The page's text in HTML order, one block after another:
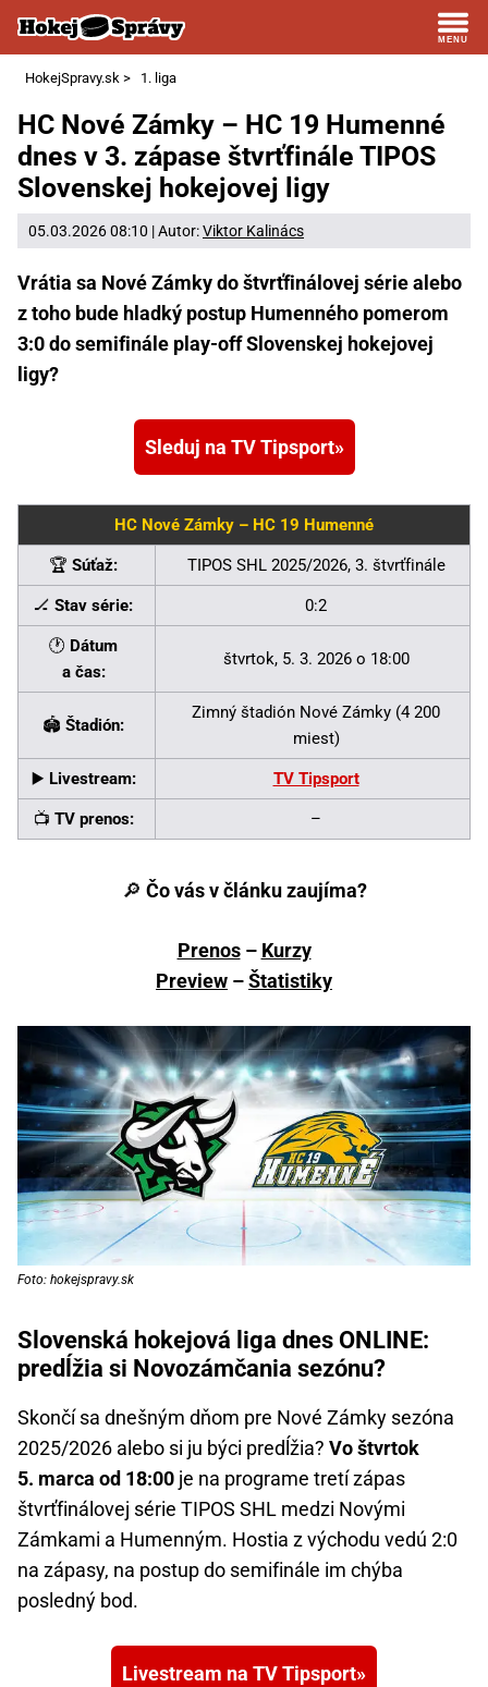
HokejSpravy.sk > 1. liga
HC Nové Zámky – HC 19 Humenné
dnes v 3. zápase štvrťfinále TIPOS
Slovenskej hokejovej ligy
05.03.2026 08:10 | Autor:Viktor Kalinács
Vrátia sa Nové Zámky do štvrťfinálovej série alebo
z toho bude hladký postup Humenného pomerom
3:0 do semifinále play-off Slovenskej hokejovej
ligy?
Sleduj na TV Tipsport
HC Nové Zámky – HC 19 Humenné
🏆 Súťaž: TIPOS SHL 2025/2026, 3. štvrťfinále
🏒 Stav série: 0:2
🕐 Dátum
a čas:
štvrtok, 5. 3. 2026 o 18:00
🏟 Štadión:
Zimný štadión Nové Zámky (4 200
miest)
▶️ Livestream: TV Tipsport
📺 TV prenos: –
🔎 Čo vás v článku zaujíma?
Prenos– Kurzy
Preview –Štatistiky
Foto: hokejspravy.sk
Slovenská hokejová liga dnes ONLINE:
predĺžia si Novozámčania sezónu?
Skončí sa dnešným dňom pre Nové Zámky sezóna
2025/2026 alebo si ju býci predĺžia? Vo štvrtok
5. marca od 18:00 je na programe tretí zápas
štvrťfinálovej série TIPOS SHL medzi Novými
Zámkami a Humenným. Hostia z východu vedú 2:0
na zápasy, na postup do semifinále im chýba
posledný bod.
Livestream na TV Tipsport